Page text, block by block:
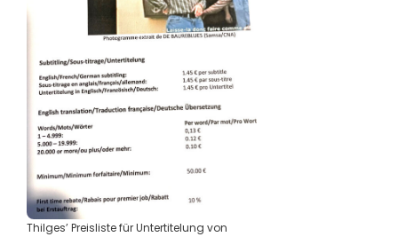
Thilges’ Preisliste für Untertitelung von